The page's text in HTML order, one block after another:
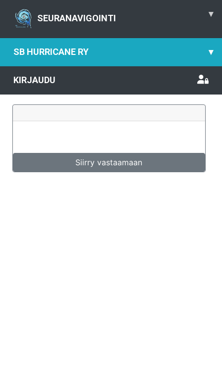
SEURANAVIGOINTI ▾
SB HURRICANE RY ▾
KIRJAUDU